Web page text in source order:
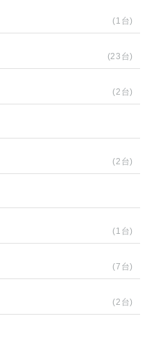
(1台)
(23台)
(2台)
(2台)
(1台)
(7台)
(2台)